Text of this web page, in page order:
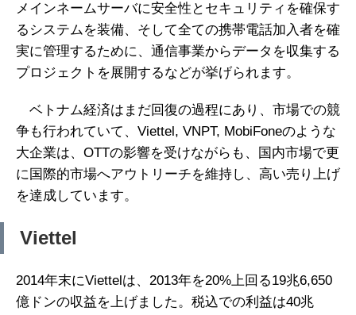
メインネームサーバに安全性とセキュリティを確保す
るシステムを装備、そして全ての携帯電話加入者を確
実に管理するために、通信事業からデータを収集する
プロジェクトを展開するなどが挙げられます。
ベトナム経済はまだ回復の過程にあり、市場での競
争も行われていて、Viettel, VNPT, MobiFoneのような
大企業は、OTTの影響を受けながらも、国内市場で更
に国際的市場へアウトリーチを維持し、高い売り上げ
を達成しています。
Viettel
2014年末にViettelは、2013年を20%上回る19兆6,650
億ドンの収益を上げました。税込での利益は40兆